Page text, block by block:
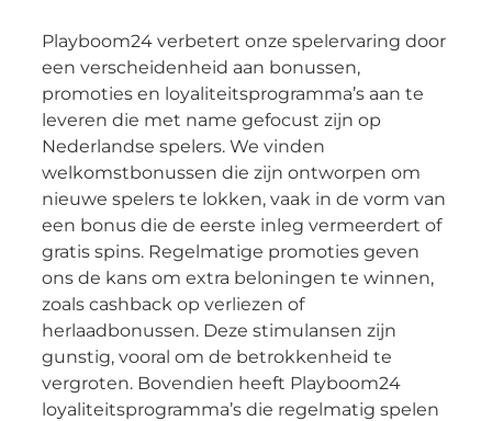
Playboom24 verbetert onze spelervaring door
een verscheidenheid aan bonussen,
promoties en loyaliteitsprogramma’s aan te
leveren die met name gefocust zijn op
Nederlandse spelers. We vinden
welkomstbonussen die zijn ontworpen om
nieuwe spelers te lokken, vaak in de vorm van
een bonus die de eerste inleg vermeerdert of
gratis spins. Regelmatige promoties geven
ons de kans om extra beloningen te winnen,
zoals cashback op verliezen of
herlaadbonussen. Deze stimulansen zijn
gunstig, vooral om de betrokkenheid te
vergroten. Bovendien heeft Playboom24
loyaliteitsprogramma’s die regelmatig spelen